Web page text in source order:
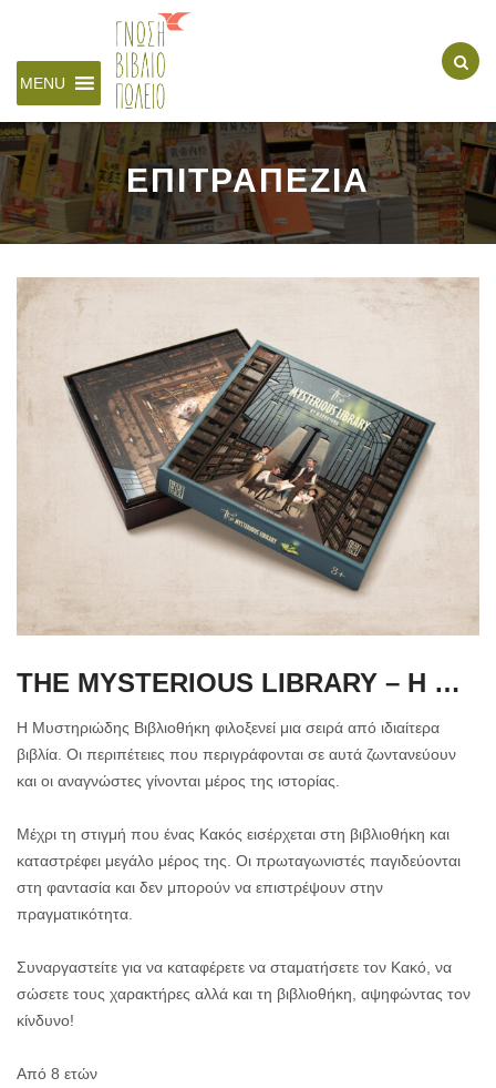
MENU
ΕΠΙΤΡΑΠΕΖΙΑ
THE MYSTERIOUS LIBRARY – Η ΜΥΣΤΗΡΙΩΔΗΣ ΒΙΒΛΙΟΘΗΚΗ
Η Μυστηριώδης Βιβλιοθήκη φιλοξενεί μια σειρά από ιδιαίτερα
βιβλία. Οι περιπέτειες που περιγράφονται σε αυτά ζωντανεύουν
και οι αναγνώστες γίνονται μέρος της ιστορίας.
Μέχρι τη στιγμή που ένας Κακός εισέρχεται στη βιβλιοθήκη και
καταστρέφει μεγάλο μέρος της. Οι πρωταγωνιστές παγιδεύονται
στη φαντασία και δεν μπορούν να επιστρέψουν στην
πραγματικότητα.
Συναργαστείτε για να καταφέρετε να σταματήσετε τον Κακό, να
σώσετε τους χαρακτήρες αλλά και τη βιβλιοθήκη, αψηφώντας τον
κίνδυνο!
Από 8 ετών